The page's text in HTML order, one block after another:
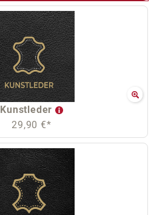
Kunstleder
29,90 €*